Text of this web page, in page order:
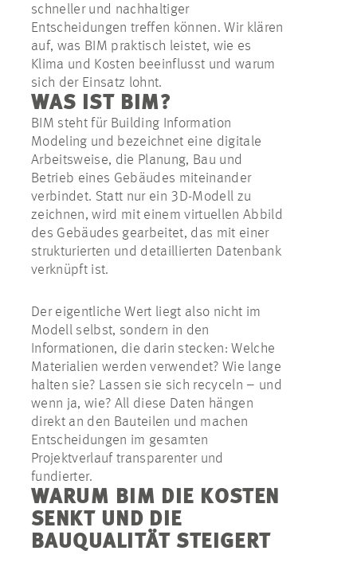
schneller und nachhaltiger
Entscheidungen treffen können. Wir klären
auf, was BIM praktisch leistet, wie es
Klima und Kosten beeinflusst und warum
sich der Einsatz lohnt.
WAS IST BIM?
BIM steht für Building Information
Modeling und bezeichnet eine digitale
Arbeitsweise, die Planung, Bau und
Betrieb eines Gebäudes miteinander
verbindet. Statt nur ein 3D-Modell zu
zeichnen, wird mit einem virtuellen Abbild
des Gebäudes gearbeitet, das mit einer
strukturierten und detaillierten Datenbank
verknüpft ist.
Der eigentliche Wert liegt also nicht im
Modell selbst, sondern in den
Informationen, die darin stecken: Welche
Materialien werden verwendet? Wie lange
halten sie? Lassen sie sich recyceln – und
wenn ja, wie? All diese Daten hängen
direkt an den Bauteilen und machen
Entscheidungen im gesamten
Projektverlauf transparenter und
fundierter.
WARUM BIM DIE KOSTEN
SENKT UND DIE
BAUQUALITÄT STEIGERT